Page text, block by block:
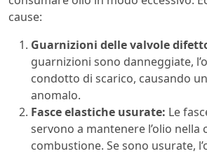
cause:
Guarnizioni delle valvole
guarnizioni sono danneggiate,
condotto di scarico, causando
anomalo.
Fasce elastiche usurate: Le
servono a mantenere l’olio nella
combustione. Se sono usurate,